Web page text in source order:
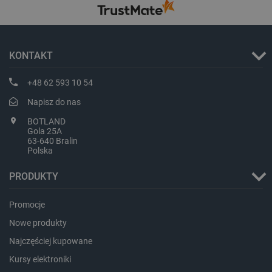
KONTAKT
+48 62 593 10 54
Napisz do nas
BOTLAND
Gola 25A
63-640 Bralin
Polska
PRODUKTY
Promocje
Nowe produkty
Najczęściej kupowane
Kursy elektroniki